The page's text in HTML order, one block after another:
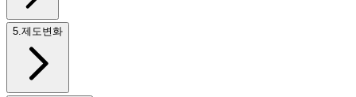
5 제도변화